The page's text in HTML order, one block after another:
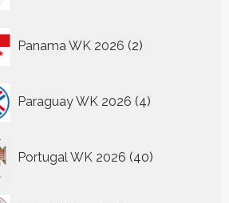
Panama WK 2026 2
producten
Paraguay WK 2026 4
producten
Portugal WK 2026 40
producten